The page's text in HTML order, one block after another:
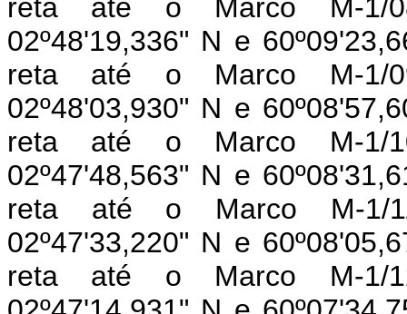
reta até o Marco M-1/
02º48'19,336" N e
reta até o Marco M-1/
02º48'03,930" N e
reta até o Marco M-1/
02º47'48,563" N e
reta até o Marco M-1/
02º47'33,220" N e
reta até o Marco M-1/